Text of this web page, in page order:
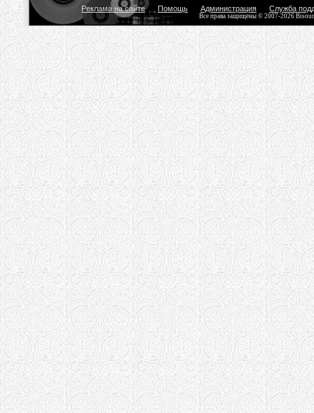
Реклама на сайте Помощь Администрация Служба
Все права защищены © 2007-2026